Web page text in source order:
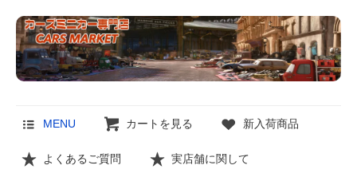
MENU カートを見る 新入荷商品
よくあるご質問 実店舗に関して